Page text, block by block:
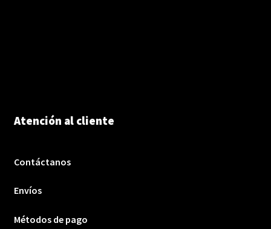
Atención al cliente
Contáctanos
Envíos
Métodos de pago